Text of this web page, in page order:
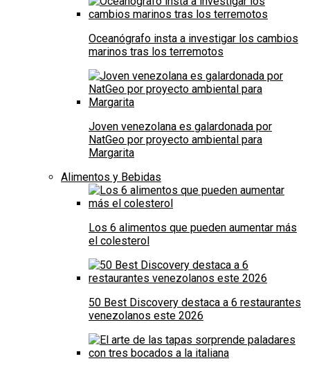
Oceanógrafo insta a investigar los cambios
marinos tras los terremotos
Joven venezolana es galardonada por
NatGeo por proyecto ambiental para
Margarita
Alimentos y Bebidas
Los 6 alimentos que pueden aumentar más
el colesterol
50 Best Discovery destaca a 6 restaurantes
venezolanos este 2026